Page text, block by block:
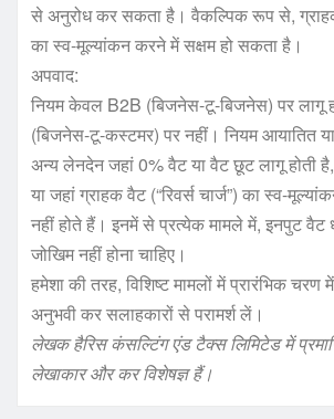
से अनुरोध कर सकता है। वैकल्पिक रूप से, ग्राहक
का स्व-मूल्यांकन करने में सक्षम हो सकता है।
अपवाद:
नियम केवल B2B (बिजनेस-टू-बिजनेस) पर लागू
(बिजनेस-टू-कस्टमर) पर नहीं। नियम आयातित या
अन्य लेनदेन जहां 0% वैट या वैट छूट लागू होती
या जहां ग्राहक वैट (“रिवर्स चार्ज”) का स्व-
नहीं होते हैं। इनमें से प्रत्येक मामले में, इनपुट वैट
जोखिम नहीं होना चाहिए।
हमेशा की तरह, विशिष्ट मामलों में प्रारंभिक
अनुभवी कर सलाहकारों से परामर्श लें।
लेखक हैरिस कंसल्टिंग एंड टैक्स लिमिटेड में
लेखाकार और कर विशेषज्ञ हैं।